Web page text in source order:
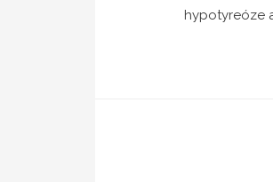
hypotyreóze